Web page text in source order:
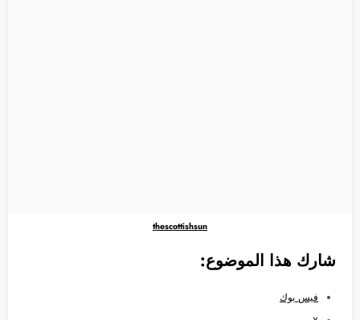
thescottishsun
شارك هذا الموضوع:
فيس بوك